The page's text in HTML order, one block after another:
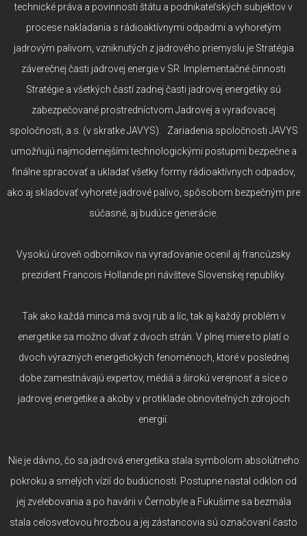
technické práva a povinnosti štátu a podnikateľských subjektov v
procese nakladania s rádioaktívnymi odpadmi a vyhoretým
jadrovým palivom, vzniknutých z jadrového priemyslu je Stratégia
záverečnej časti jadrovej energie v SR. Implementačné činnosti
Stratégie a všetkých častí zadnej časti jadrovej energetiky sú
zabezpečované prostredníctvom Jadrovej a vyraďovacej
spoločnosti, a.s. (v skratke JAVYS). Zariadenia spoločnosti JAVYS
umožňujú najmodernejšími technologickými postupmi bezpečne a
finálne spracovať a ukladať všetky formy rádioaktívnych odpadov,
ako aj skladovať vyhoreté jadrové palivo, spôsobom bezpečným pre
súčasné, aj budúce generácie.
Vysokú úroveň odborníkov na vyraďovanie ocenil aj francúzsky
prezident Francois Hollande pri návšteve Slovenskej republiky.
Tak ako každá minca má svoj rub a líc, tak aj každý problém v
energetike sa možno dívať z dvoch strán. V plnej miere to platí o
dvoch výrazných energetických fenoménoch, ktoré v poslednej
dobe zamestnávajú expertov, médiá a širokú verejnosť a síce o
jadrovej energetike a akoby v protiklade obnoviteľných zdrojoch
energií.
Nie je dávno, čo sa jadrová energetika stala symbolom absolútneho
pokroku a smelých vízií do budúcnosti. Postupne nastal odklon od
jej zvelebovania a po havárii v Černobyle a Fukušime sa bezmála
stala celosvetovou hrozbou a jej zástancovia sú označovaní často